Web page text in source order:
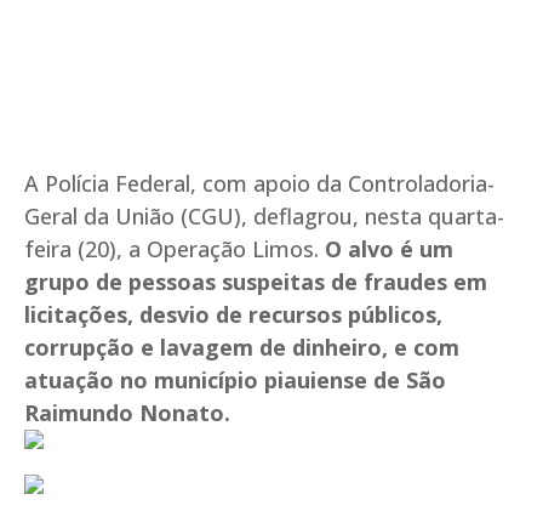
A Polícia Federal, com apoio da Controladoria-
Geral da União (CGU), deflagrou, nesta quarta-
feira (20), a Operação Limos. O alvo é um
grupo de pessoas suspeitas de fraudes em
licitações, desvio de recursos públicos,
corrupção e lavagem de dinheiro, e com
atuação no município piauiense de São
Raimundo Nonato.